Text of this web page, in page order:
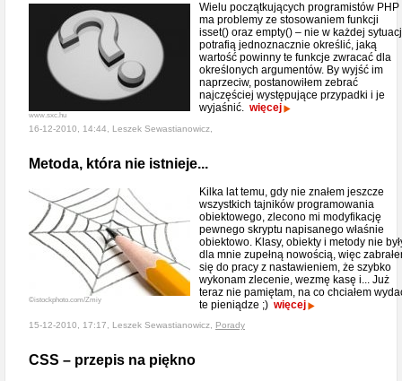
www.sxc.hu
Wielu początkujących programistów PHP
ma problemy ze stosowaniem funkcji
isset() oraz empty() – nie w każdej
potrafią jednoznacznie określić, jaką
wartość powinny te funkcje zwracać dla
określonych argumentów. By wyjść im
naprzeciw, postanowiłem zebrać
najczęściej występujące przypadki i je
wyjaśnić. więcej
16-12-2010, 14:44, Leszek Sewastianowicz,
Metoda, która nie istnieje...
©istockphoto.com/Zmiy
Kilka lat temu, gdy nie znałem jeszcze
wszystkich tajników programowania
obiektowego, zlecono mi modyfikację
pewnego skryptu napisanego właśnie
obiektowo. Klasy, obiekty i metody nie
dla mnie zupełną nowością, więc
się do pracy z nastawieniem, że szybko
wykonam zlecenie, wezmę kasę i... Już
teraz nie pamiętam, na co chciałem
te pieniądze ;) więcej
15-12-2010, 17:17, Leszek Sewastianowicz, Porady
CSS – przepis na piękno